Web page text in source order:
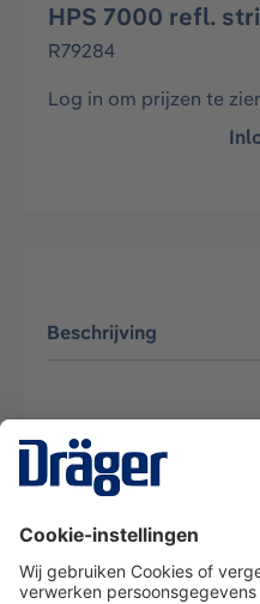
HPS 7000 refl.
R79284
Log in om prijzen te
Beschrijving